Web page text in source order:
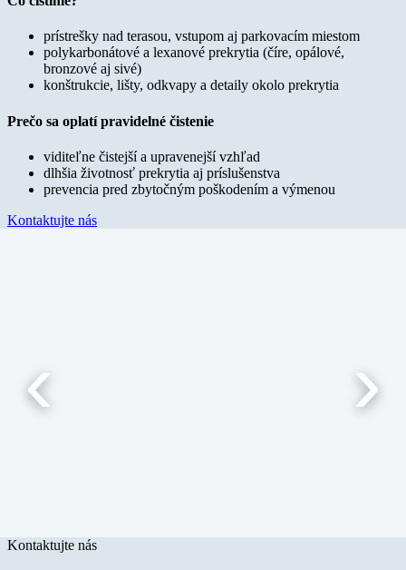
prístrešky nad terasou, vstupom aj parkovacím miestom
polykarbonátové a lexanové prekrytia (číre, opálové,
bronzové aj sivé)
konštrukcie, lišty, odkvapy a detaily okolo prekrytia
Prečo sa oplatí pravidelné čistenie
viditeľne čistejší a upravenejší vzhľad
dlhšia životnosť prekrytia aj príslušenstva
prevencia pred zbytočným poškodením a výmenou
Kontaktujte nás
‹ ›
Kontaktujte nás